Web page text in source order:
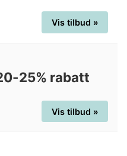
Vis tilbud »
25% rabatt
Vis tilbud »